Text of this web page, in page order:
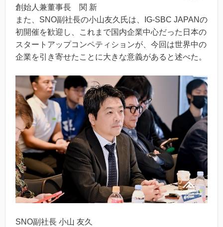
創始人兼董事長 関 新
また、SNO副社長の小山友久氏は、IG-SBC JAPANの
初開催を歓迎し、これまで国内企業中心だった日本の
スタートアップコンペティションが、今回は世界中の
企業を引き寄せたことに大きな意義があると述べた。
SNO副社長 小山 友久